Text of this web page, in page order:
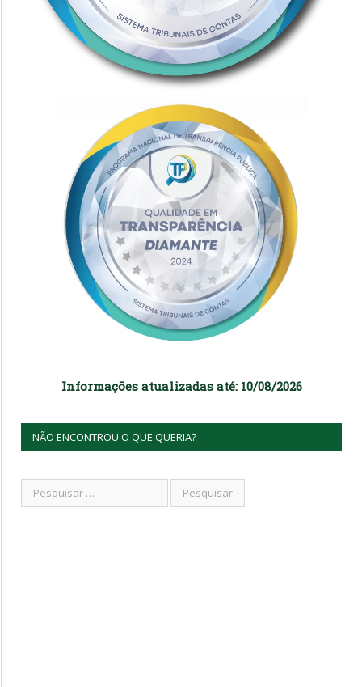
Informações atualizadas até: 10/08/2026
NÃO ENCONTROU O QUE QUERIA?